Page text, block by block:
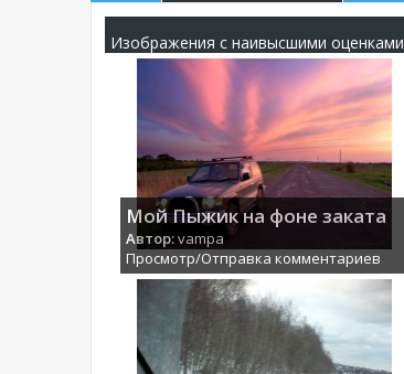
Изображения с наивысшими оценками
Мой Пыжик на фоне заката
Автор:vampa
Просмотр/Отправка комментариев